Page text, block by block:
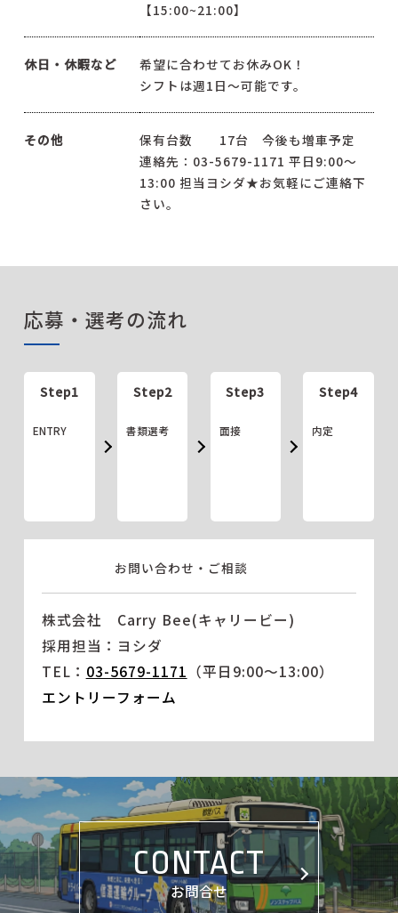
【15:00~21:00】
休日・休暇など
希望に合わせてお休みOK！
シフトは週1日～可能です。
その他
保有台数 17台 今後も増車予定
連絡先：03-5679-1171 平日9:00～
13:00 担当ヨシダ★お気軽にご連絡下
さい。
応募・選考の流れ
Step1
ENTRY
Step2
書類選考
Step3
面接
Step4
内定
お問い合わせ・ご相談
株式会社 Carry Bee(キャリービー)
採用担当：ヨシダ
TEL： 03-5679-1171 （平日9:00～13:00）
エントリーフォーム
CONTACT
お問合せ